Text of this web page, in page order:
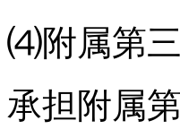
⑷附属第
承担附属